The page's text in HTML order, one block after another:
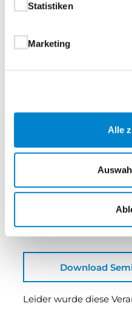
Statistiken
Marketing
Alle
Meckelfeld, Deutschland
Anfahrt
steinau übernimmt
Ihr Anteil
Veranstalter
Download
Leider wurde diese